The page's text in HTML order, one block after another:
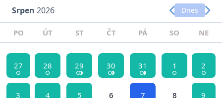
Srpen 2026 Dnes
PO ÚT ST ČT PÁ SO NE
27 28 29 30 31 1 2
3 4 5 6 7 8 9